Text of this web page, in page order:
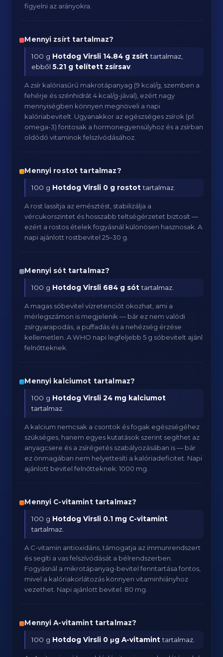
figyelni az arányokra.
Mennyi zsírt tartalmaz?
100 g Hotdog Virsli 14.84 g zsírttartalmaz,
ebből5.21 g telített zsírsav
A zsír kalóriasűrű makrotápanyag (9 kcal/g, szemben a
fehérje és szénhidrát 4 kcal/g-jával), ezért nagy
mennyiségben könnyen megnöveli a napi
kalóriabevitelt. Ugyanakkor az egészséges zsírok (pl.
omega-3) fontosak a hormonegyensúlyhoz és a zsírban
oldódó vitaminok felszívódásához.
Mennyi rostot tartalmaz?
100 g Hotdog Virsli 0 g rostottartalmaz.
A rost lassítja az emésztést, stabilizálja a
vércukorszintet és hosszabb teltségérzetet biztosít —
ezért a rostos ételek fogyásnál különösen hasznosak. A
napi ajánlott rostbevitel 25–30 g.
Mennyi sót tartalmaz?
100 g Hotdog Virsli 684 g sóttartalmaz.
A magas sóbevitel vízretenciót okozhat, ami a
mérlegszámon is megjelenik — bár ez nem valódi
zsírgyarapodás, a puffadás és a nehézség érzése
kellemetlen. A WHO napi legfeljebb 5 g sóbevitelt ajánl
felnőtteknek.
Mennyi kalciumot tartalmaz?
100 g Hotdog Virsli 24 mg kalciumot
tartalmaz.
A kalcium nemcsak a csontok és fogak egészségéhez
szükséges, hanem egyes kutatások szerint segíthet az
anyagcsere és a zsírégetés szabályozásában is — bár
ez önmagában nem helyettesíti a kalóriadeficitet. Napi
ajánlott bevitel felnőtteknek: 1000 mg.
Mennyi C-vitamint tartalmaz?
100 g Hotdog Virsli 0.1 mg C-vitamint
tartalmaz.
A C-vitamin antioxidáns, támogatja az immunrendszert
és segíti a vas felszívódását a bélrendszerben.
Fogyásnál a mikrotápanyag-bevitel fenntartása fontos,
mivel a kalóriakorlátozás könnyen vitaminhiányhoz
vezethet. Napi ajánlott bevitel: 80 mg.
Mennyi A-vitamint tartalmaz?
100 g Hotdog Virsli 0 μg A-vitaminttartalmaz.